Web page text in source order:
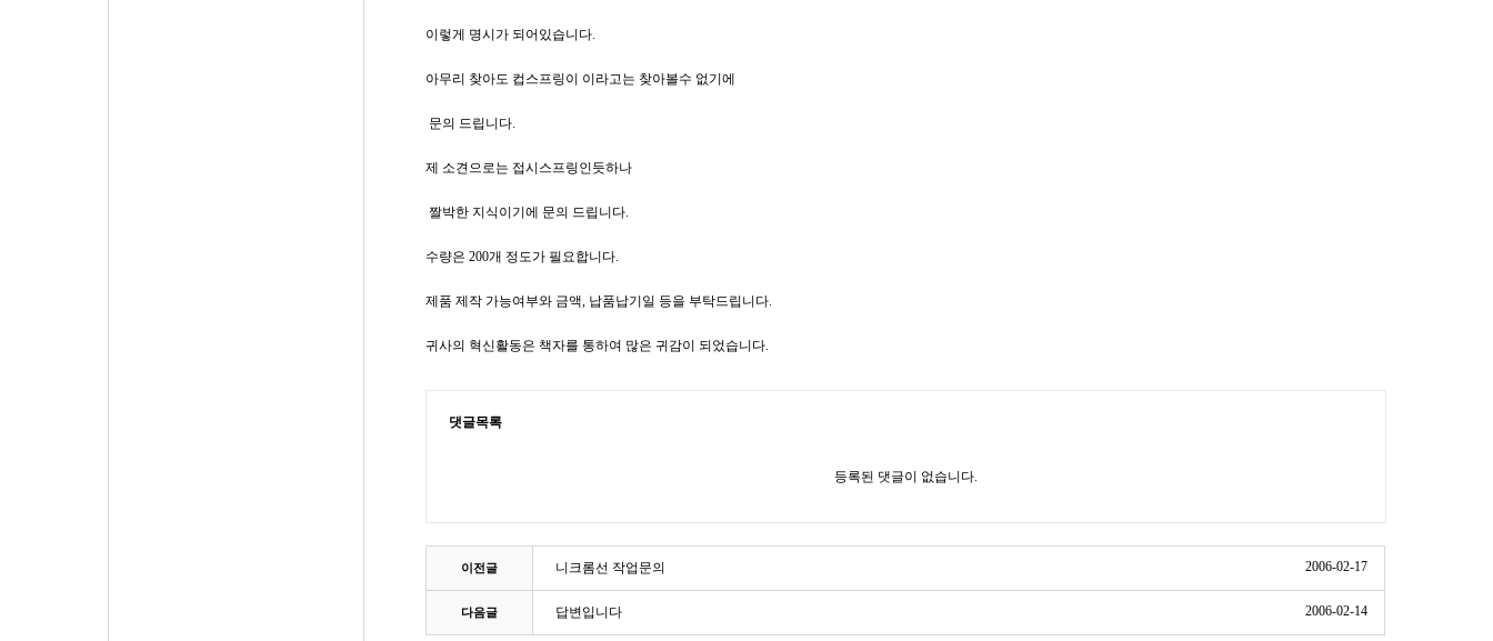
이렇게 명시가 되어있습니다.
아무리 찾아도 컵스프링이 이라고는 찾아볼수 없기에
문의 드립니다.
제 소견으로는 접시스프링인듯하나
짤박한 지식이기에 문의 드립니다.
수량은 200개 정도가 필요합니다.
제품 제작 가능여부와 금액, 납품납기일 등을 부탁드립니다.
귀사의 혁신활동은 책자를 통하여 많은 귀감이 되었습니다.
댓글목록
등록된 댓글이 없습니다.
이전글 니크롬선 작업문의 2006-02-17
다음글 답변입니다 2006-02-14